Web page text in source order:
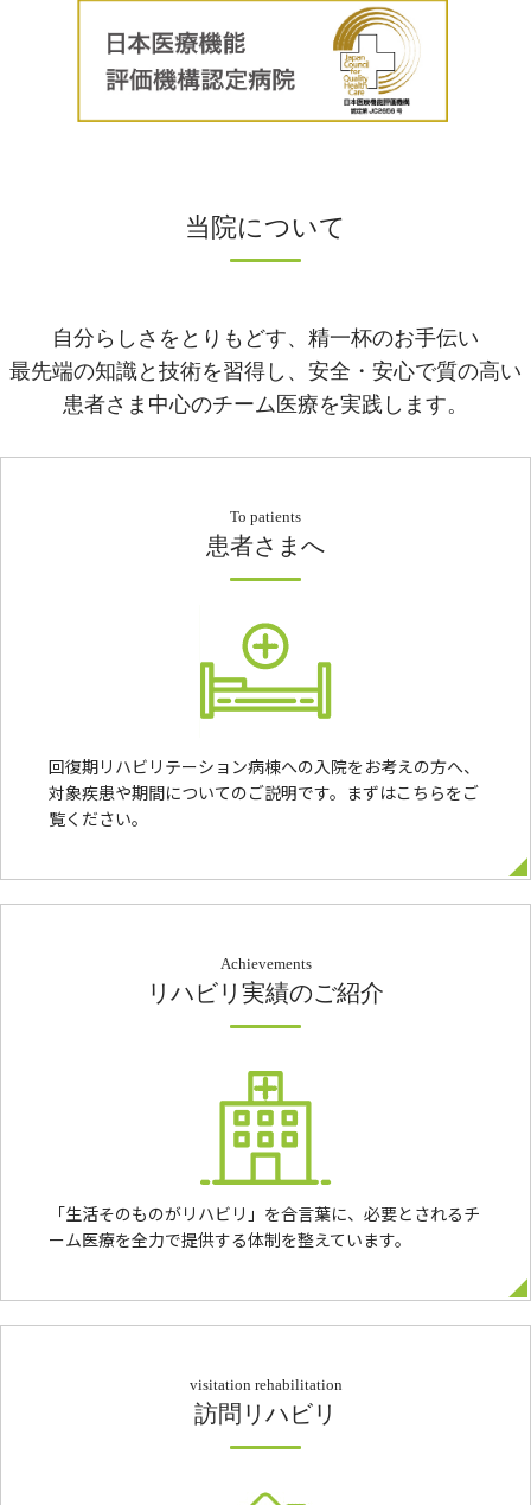
当院について
自分らしさをとりもどす、精一杯のお手伝い
最先端の知識と技術を習得し、安全・安心で質の高い
患者さま中心のチーム医療を実践します。
To patients
患者さまへ
回復期リハビリテーション病棟への入院をお考えの方へ、
対象疾患や期間についてのご説明です。まずはこちらをご
覧ください。
Achievements
リハビリ実績のご紹介
「生活そのものがリハビリ」を合言葉に、必要とされるチ
ーム医療を全力で提供する体制を整えています。
visitation rehabilitation
訪問リハビリ